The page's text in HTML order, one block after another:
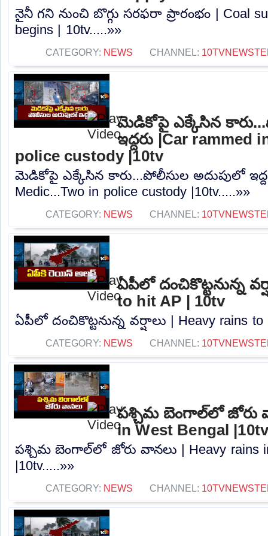
నైనీ గని నుంచి బొగ్గు సరఫరా ప్రారంభం | Coal
begins | 10tv.....»»
CATEGORY: NEWS CHANNEL:
మెడికోపై ఎక్కేసిన
ఇద్దరు |Car rammed
police custody |10tv
మెడికోపై ఎక్కేసిన కారు...పోలీసుల అదుపులో
Medic...Two in police custody |10tv.....»»
CATEGORY: NEWS CHANNEL:
ఏపీలో దంచికొట్టనున్న
to hit AP | 10tv
ఏపీలో దంచికొట్టనున్న వర్షాలు | Heavy rains to
CATEGORY: NEWS CHANNEL:
పశ్చిమ బెంగాల్‌లో జోరు
in West Bengal
పశ్చిమ బెంగాల్‌లో జోరు వానలు | Heavy rains
|10tv.....»»
CATEGORY: NEWS CHANNEL: